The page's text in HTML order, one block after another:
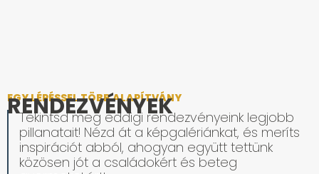
EGY LÉPÉSSEL TÖBB ALAPÍTVÁNY
RENDEZVÉNYEK
Tekintsd meg eddigi rendezvényeink legjobb
pillanatait! Nézd át a képgalériánkat, és meríts
inspirációt abból, ahogyan együtt tettünk
közösen jót a családokért és beteg